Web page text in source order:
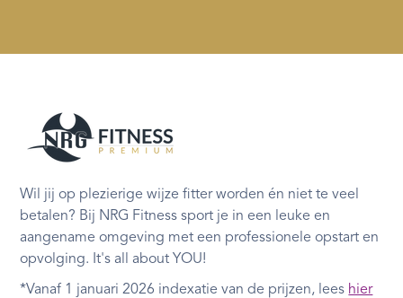
Wil jij op plezierige wijze fitter worden én niet te veel
betalen? Bij NRG Fitness sport je in een leuke en
aangename omgeving met een professionele opstart en
opvolging. It's all about YOU!
*Vanaf 1 januari 2026 indexatie van de prijzen, lees hier